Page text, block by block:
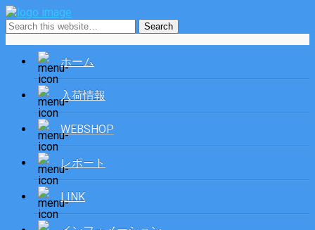
ホーム
入荷情報
WEBSHOP
レポート
LINK